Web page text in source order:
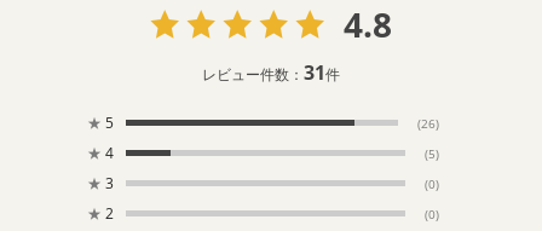
4.8
レビュー件数： 31件
★ 5 (26)
★ 4 (5)
★ 3 (0)
★ 2 (0)